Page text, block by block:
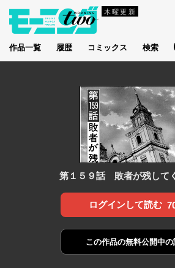
木曜更新
作品一覧 履歴 コミックス 検索
第１５９話 敗者が残して
ログインして読む
この作品の無料公開中の